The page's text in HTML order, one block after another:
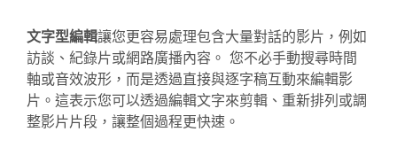
文字型編輯讓您更容易處理包含大量對話的影片，例如
訪談、紀錄片或網路廣播內容。 您不必手動搜尋時間
軸或音效波形，而是透過直接與逐字稿互動來編輯影
片。這表示您可以透過編輯文字來剪輯、重新排列或調
整影片片段，讓整個過程更快速。